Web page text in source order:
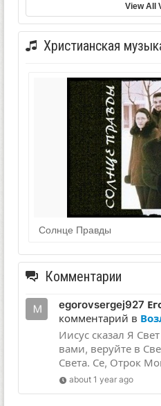
View All
Христианская
Солнце Правды
Комментарии
egorovsergej927
комментарий в
Иисус сказал Я
вами, веруйте в
Света. Се, Отрок
about 1 year ago